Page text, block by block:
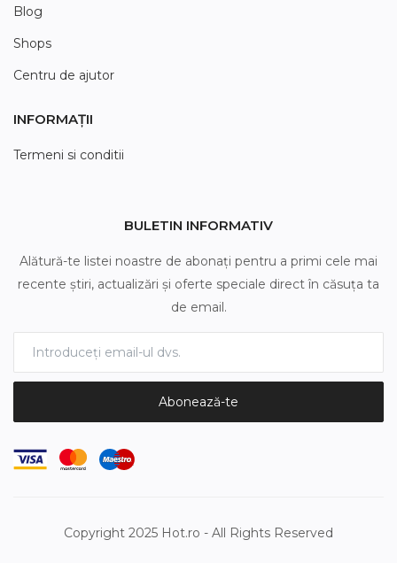
Blog
Shops
Centru de ajutor
INFORMAȚII
Termeni si conditii
BULETIN INFORMATIV
Alătură-te listei noastre de abonați pentru a primi cele mai
recente știri, actualizări și oferte speciale direct în căsuța ta
de email.
Abonează-te
Copyright 2025 Hot.ro - All Rights Reserved